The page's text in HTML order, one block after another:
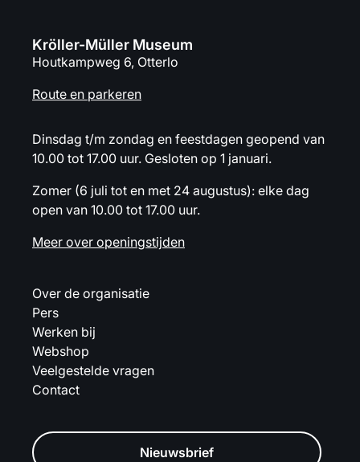
Kröller-Müller Museum
Houtkampweg 6, Otterlo
Route en parkeren
Dinsdag t/m zondag en feestdagen geopend van
10.00 tot 17.00 uur. Gesloten op 1 januari.
Zomer (6 juli tot en met 24 augustus): elke dag
open van 10.00 tot 17.00 uur.
Meer over openingstijden
Over de organisatie
Pers
Werken bij
Webshop
Veelgestelde vragen
Contact
Nieuwsbrief